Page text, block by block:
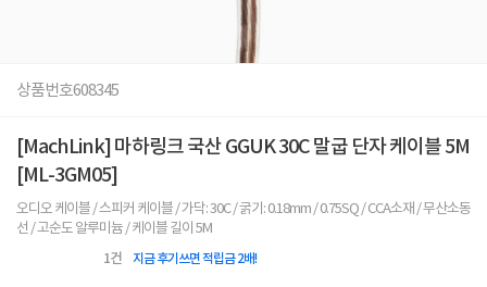
상품번호608345
[MachLink] 마하링크 국산 GGUK 30C 말굽 단자 케이블 5M
[ML-3GM05]
오디오 케이블 / 스피커 케이블 / 가닥: 30C / 굵기: 0.18mm / 0.75SQ / CCA소재 / 무산소동
선 / 고순도 알루미늄 / 케이블 길이 5M
1건 지금 후기쓰면 적립금 2배!